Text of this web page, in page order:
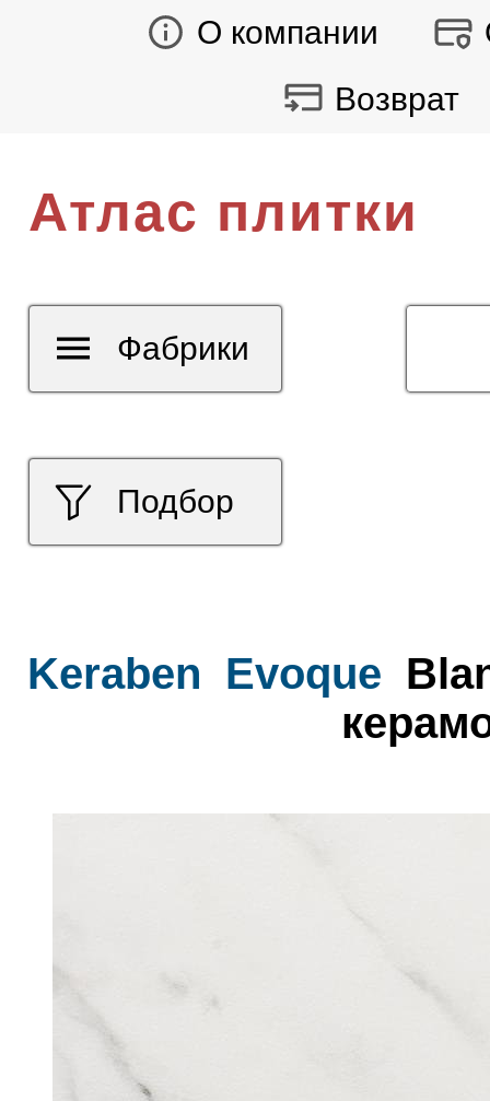
О компании
Возврат
Атлас плитки
Подбор
Фабрики
Keraben Evoque